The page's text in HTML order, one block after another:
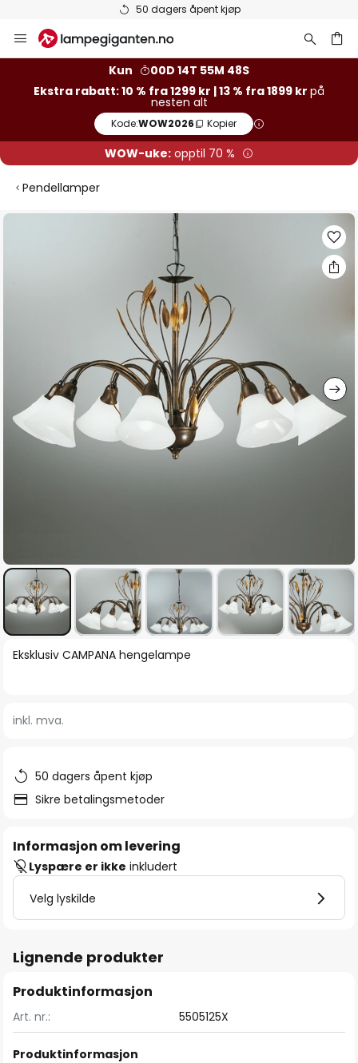
50 dagers åpent kjøp
Hopp
til
Kun
00D 14T 55M 47S
Ekstra rabatt: 10 % fra 1299 kr | 13 % fra 1899 kr på
nesten alt
Kode:WOW2026 Kopier
WOW-uke: opptil 70 %
Pendellamper
Gå
Gå
bildegalleri
Eksklusiv CAMPANA hengelampe
inkl. mva.
50 dagers åpent kjøp
Sikre betalingsmetoder
Informasjon om levering
Lyspære er ikke inkludert
Velg lyskilde
Lignende produkter
Produktinformasjon
Art. nr.: 5505125X
Produktinformasjon